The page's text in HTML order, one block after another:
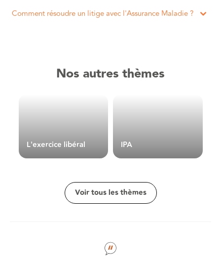
Comment résoudre un litige avec l'Assurance Maladie ?
Nos autres thèmes
L'exercice libéral IPA
Voir tous les thèmes